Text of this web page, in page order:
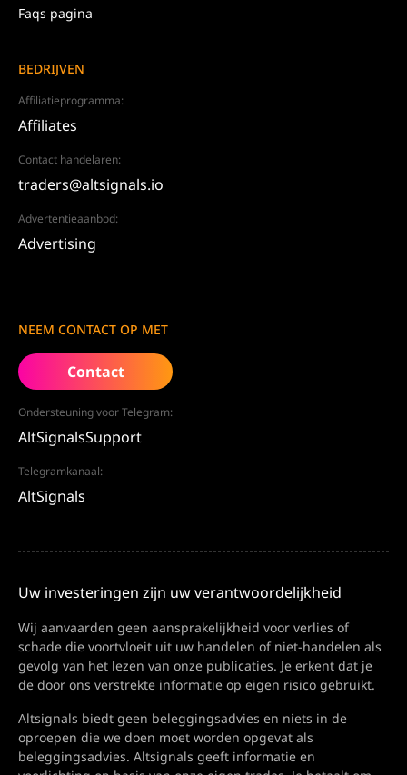
Faqs pagina
BEDRIJVEN
Affiliatieprogramma:
Affiliates
Contact handelaren:
traders@altsignals.io
Advertentieaanbod:
Advertising
NEEM CONTACT OP MET
Contact
Ondersteuning voor Telegram:
AltSignalsSupport
Telegramkanaal:
AltSignals
Uw investeringen zijn uw verantwoordelijkheid
Wij aanvaarden geen aansprakelijkheid voor verlies of
schade die voortvloeit uit uw handelen of niet-handelen als
gevolg van het lezen van onze publicaties. Je erkent dat je
de door ons verstrekte informatie op eigen risico gebruikt.
Altsignals biedt geen beleggingsadvies en niets in de
oproepen die we doen moet worden opgevat als
beleggingsadvies. Altsignals geeft informatie en